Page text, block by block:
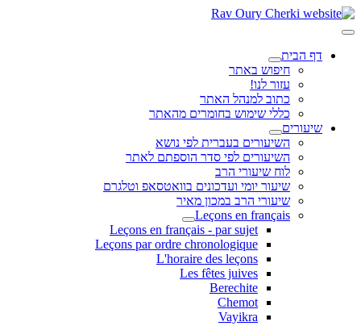
דף הבית
חיפוש באתר
עזור לנו!
כתוב למנהל האתר
כללי שימוש בחומרים מהאתר
שיעורים
השיעורים בעברית לפי נושא
השיעורים לפי סדר הוספתם לאתר
לוח שיעורי הרב
שיעור יומי ועדכונים בוואטסאפ וטלגרם
שיעורי הרב במכון מאיר
Leçons en français
Leçons en français - par sujet
Leçons par ordre chronologique
L'horaire des leçons
Les fêtes juives
Berechite
Chemot
Vayikra